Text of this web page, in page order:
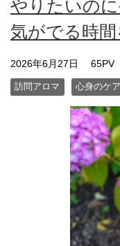
やりたいの
気がでる時
2026年6月27日 65PV
訪問アロマ 心身のケ